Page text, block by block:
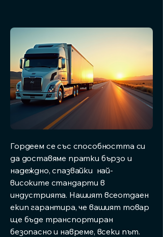
Гордеем се със способността си
да доставяме пратки бързо и
надеждно, спазвайки най-
високите стандарти в
индустрията. Нашият всеотдаен
екип гарантира, че вашият товар
ще бъде транспортиран
безопасно и навреме, всеки път.